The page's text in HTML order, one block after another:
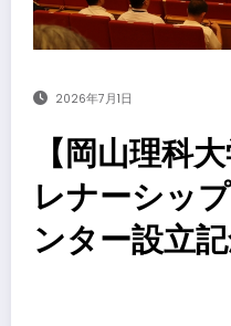
2026年7月1日
【岡山理科
レナーシッ
ンター設立